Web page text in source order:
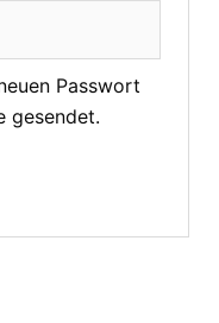
Passwort
gesendet.